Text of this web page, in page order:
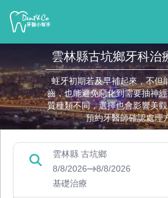
雲林縣古坑鄉牙科治
蛀牙初期若及早補起來，不但
齒，也能避免惡化到需要抽神
質種類不同，選擇也會影響美
預約牙醫師確認處理
雲林縣 古坑鄉
8/8/2026
8/8/2026
基礎治療